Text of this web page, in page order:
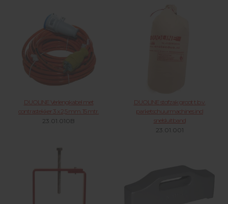
DUOLINE Verlengkabel met
contrastekker 3 x 2,5 mm. 15 mtr.
23.01.010B
DUOLINE stofzak groot t.b.v.
parketschuurmachines incl
snelsluitband
23.01.001